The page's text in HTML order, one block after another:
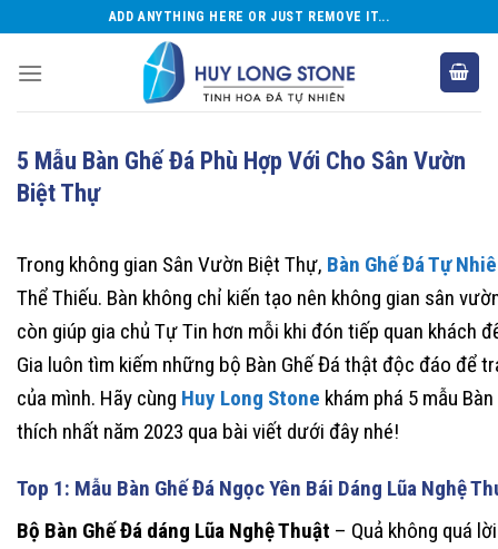
to
content
ADD ANYTHING HERE OR JUST REMOVE IT...
5 Mẫu Bàn Ghế Đá Phù Hợp Với Cho Sân Vườn
Biệt Thự
Trong không gian Sân Vườn Biệt Thự, Bàn Ghế Đá Tự
Thể Thiếu. Bàn không chỉ kiến tạo nên không gian sân
còn giúp gia chủ Tự Tin hơn mỗi khi đón tiếp quan khách
Gia luôn tìm kiếm những bộ Bàn Ghế Đá thật độc đáo để
của mình. Hãy cùng Huy Long Stone khám phá 5 mẫu
thích nhất năm 2023 qua bài viết dưới đây nhé!
Top 1: Mẫu Bàn Ghế Đá Ngọc Yên Bái Dáng Lũa Nghệ
Bộ Bàn Ghế Đá dáng Lũa Nghệ Thuật – Quả không quá